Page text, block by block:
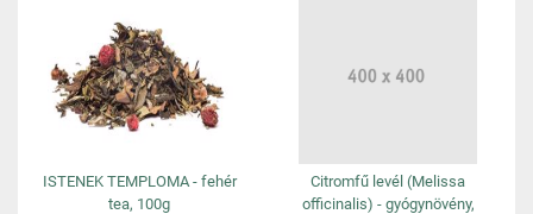
ISTENEK TEMPLOMA - fehér
tea, 100g
Citromfű levél (Melissa
officinalis) - gyógynövény,